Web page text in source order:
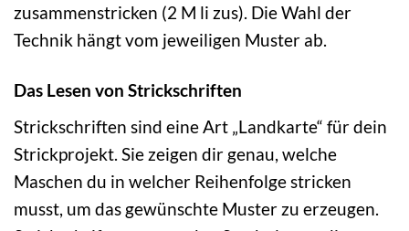
zusammenstricken (2 M li zus). Die Wahl der
Technik hängt vom jeweiligen Muster ab.
Das Lesen von Strickschriften
Strickschriften sind eine Art „Landkarte“ für dein
Strickprojekt. Sie zeigen dir genau, welche
Maschen du in welcher Reihenfolge stricken
musst, um das gewünschte Muster zu erzeugen.